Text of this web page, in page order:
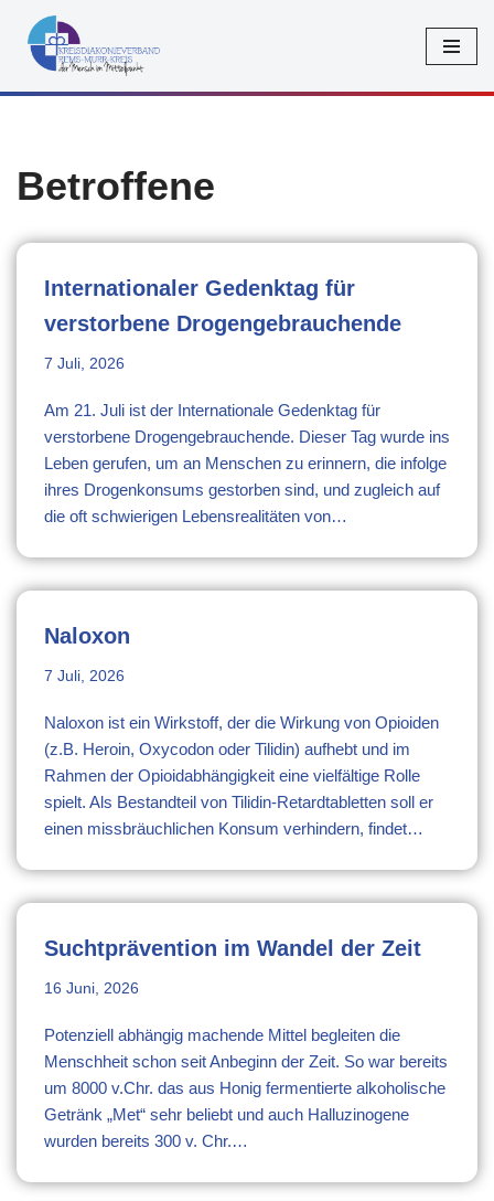
Zum
Betroffene
Internationaler Gedenktag für
verstorbene Drogengebrauchende
7 Juli, 2026
Am 21. Juli ist der Internationale Gedenktag für
verstorbene Drogengebrauchende. Dieser Tag wurde ins
Leben gerufen, um an Menschen zu erinnern, die infolge
ihres Drogenkonsums gestorben sind, und zugleich auf
die oft schwierigen Lebensrealitäten von…
Naloxon
7 Juli, 2026
Naloxon ist ein Wirkstoff, der die Wirkung von Opioiden
(z.B. Heroin, Oxycodon oder Tilidin) aufhebt und im
Rahmen der Opioidabhängigkeit eine vielfältige Rolle
spielt. Als Bestandteil von Tilidin-Retardtabletten soll er
einen missbräuchlichen Konsum verhindern, findet…
Suchtprävention im Wandel der Zeit
16 Juni, 2026
Potenziell abhängig machende Mittel begleiten die
Menschheit schon seit Anbeginn der Zeit. So war bereits
um 8000 v.Chr. das aus Honig fermentierte alkoholische
Getränk „Met“ sehr beliebt und auch Halluzinogene
wurden bereits 300 v. Chr.…